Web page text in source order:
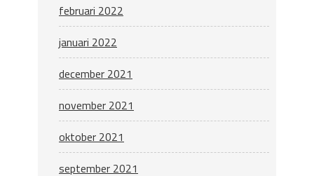
februari 2022
januari 2022
december 2021
november 2021
oktober 2021
september 2021